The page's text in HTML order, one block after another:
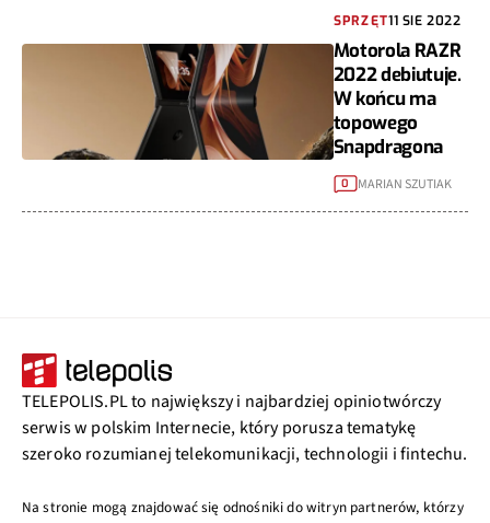
SPRZĘT11 SIE 2022
Motorola RAZR
2022 debiutuje.
W końcu ma
topowego
Snapdragona
0 MARIAN SZUTIAK
TELEPOLIS.PL to największy i najbardziej opiniotwórczy
serwis w polskim Internecie, który porusza tematykę
szeroko rozumianej telekomunikacji, technologii i fintechu.
Na stronie mogą znajdować się odnośniki do witryn partnerów, którzy